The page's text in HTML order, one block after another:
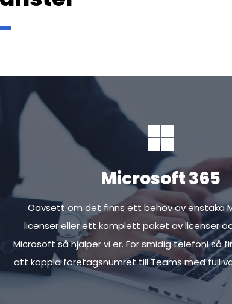
Microsoft 365
Oavsett om det finns ett behov av enstaka
licenser eller ett komplett paket av licenser
Microsoft så hjälper vi er. För smidig telefoni så
att koppla företagsnumret till Teams med full